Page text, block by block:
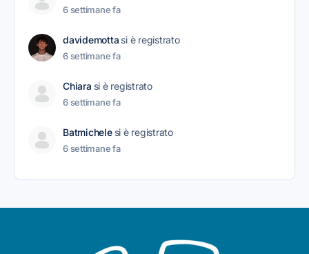
6 settimane fa
davidemotta si è registrato
6 settimane fa
Chiara si è registrato
6 settimane fa
Batmichele si è registrato
6 settimane fa